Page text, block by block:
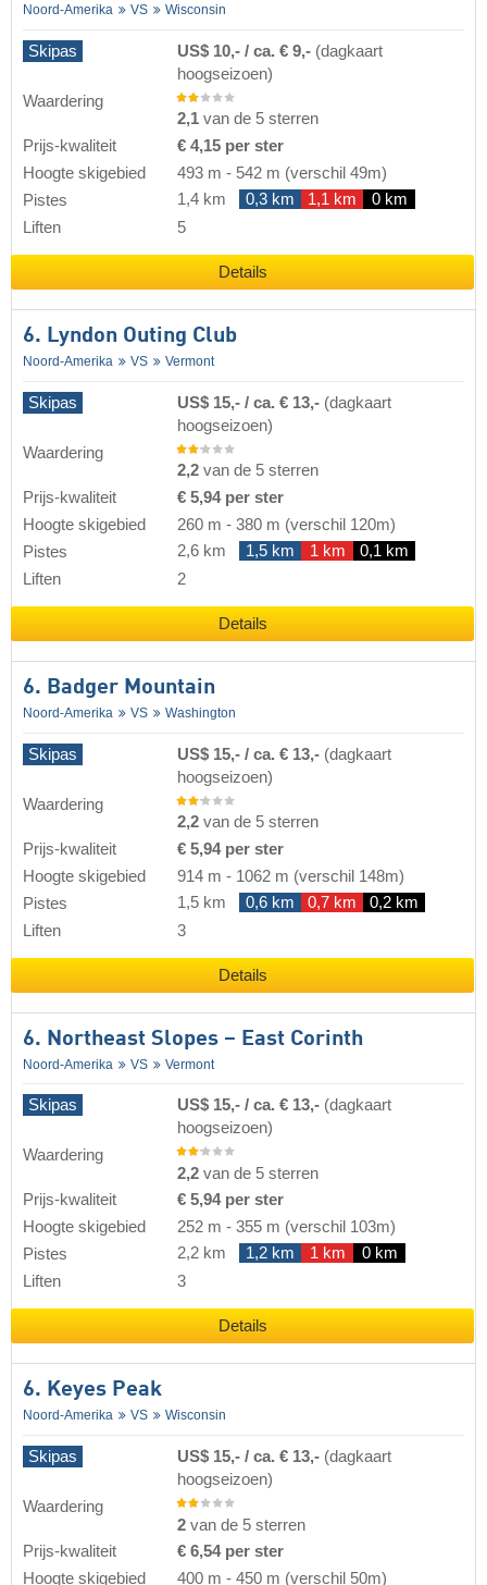
Noord-Amerika VS Wisconsin
Skipas US$ 10,- / ca. € 9,- (dagkaart
hoogseizoen)
Waardering
2,1 van de 5 sterren
Prijs-kwaliteit
€ 4,15 per ster
Hoogte skigebied
493 m - 542 m (verschil 49m)
Pistes
1,4 km 0,3 km 1,1 km
0 km
Liften
5
Details
6. Lyndon Outing Club
Noord-Amerika VS Vermont
Skipas US$ 15,- / ca. € 13,- (dagkaart
hoogseizoen)
Waardering
2,2 van de 5 sterren
Prijs-kwaliteit
€ 5,94 per ster
Hoogte skigebied
260 m - 380 m (verschil 120m)
Pistes
2,6 km 1,5 km 1 km
0,1 km
Liften
2
Details
6. Badger Mountain
Noord-Amerika VS Washington
Skipas US$ 15,- / ca. € 13,- (dagkaart
hoogseizoen)
Waardering
2,2 van de 5 sterren
Prijs-kwaliteit
€ 5,94 per ster
Hoogte skigebied
914 m - 1062 m (verschil 148m)
Pistes
1,5 km 0,6 km 0,7 km
0,2 km
Liften
3
Details
6. Northeast Slopes – East Corinth
Noord-Amerika VS Vermont
Skipas US$ 15,- / ca. € 13,- (dagkaart
hoogseizoen)
Waardering
2,2 van de 5 sterren
Prijs-kwaliteit
€ 5,94 per ster
Hoogte skigebied
252 m - 355 m (verschil 103m)
Pistes
2,2 km 1,2 km 1 km
0 km
Liften
3
Details
6. Keyes Peak
Noord-Amerika VS Wisconsin
Skipas US$ 15,- / ca. € 13,- (dagkaart
hoogseizoen)
Waardering
2 van de 5 sterren
Prijs-kwaliteit
€ 6,54 per ster
Hoogte skigebied
400 m - 450 m (verschil 50m)